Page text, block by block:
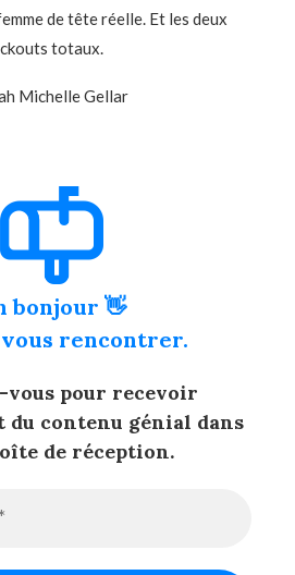
de tête réelle. Et les deux
totaux.
bonjour 👋
vous rencontrer.
pour recevoir
contenu génial dans
de réception.